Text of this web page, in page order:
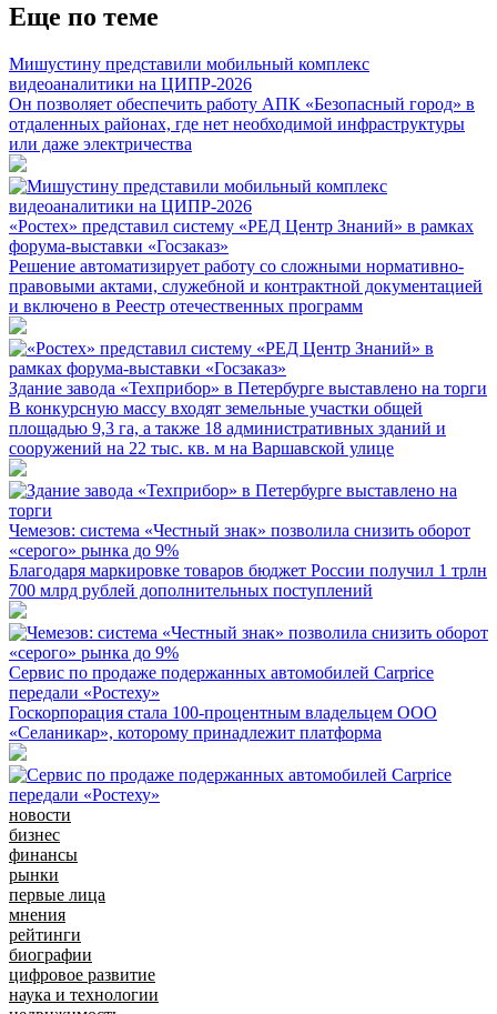
Еще по теме
Мишустину представили мобильный комплекс
видеоаналитики на ЦИПР-2026
Он позволяет обеспечить работу АПК «Безопасный город» в
отдаленных районах, где нет необходимой инфраструктуры
или даже электричества
«Ростех» представил систему «РЕД Центр Знаний» в рамках
форума-выставки «Госзаказ»
Решение автоматизирует работу со сложными нормативно-
правовыми актами, служебной и контрактной документацией
и включено в Реестр отечественных программ
Здание завода «Техприбор» в Петербурге выставлено на торги
В конкурсную массу входят земельные участки общей
площадью 9,3 га, а также 18 административных зданий и
сооружений на 22 тыс. кв. м на Варшавской улице
Чемезов: система «Честный знак» позволила снизить оборот
«серого» рынка до 9%
Благодаря маркировке товаров бюджет России получил 1 трлн
700 млрд рублей дополнительных поступлений
Сервис по продаже подержанных автомобилей Carprice
передали «Ростеху»
Госкорпорация стала 100-процентным владельцем ООО
«Селаникар», которому принадлежит платформа
новости
бизнес
финансы
рынки
первые лица
мнения
рейтинги
биографии
цифровое развитие
наука и технологии